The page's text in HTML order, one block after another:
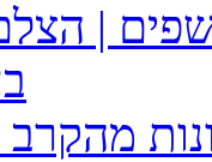
| הצלם